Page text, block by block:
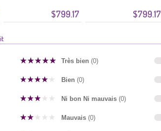
$799.17 $799.17
Très bien (0)
Bien (0)
Ni bon Ni mauvais (0)
Mauvais (0)